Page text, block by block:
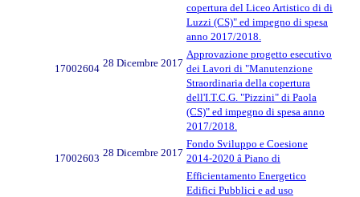
copertura del Liceo Artistico di di
Luzzi (CS)" ed impegno di spesa
anno 2017/2018.
17002604 28 Dicembre 2017
Approvazione progetto esecutivo
dei Lavori di "Manutenzione
Straordinaria della copertura
dell'I.T.C.G. "Pizzini" di Paola
(CS)" ed impegno di spesa anno
2017/2018.
17002603 28 Dicembre 2017
Fondo Sviluppo e Coesione
2014-2020 â Piano di
Efficientamento Energetico
Edifici Pubblici e ad uso